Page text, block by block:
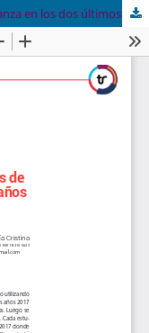
Analogía entre dos estrategias de enseñanza en los dos últimos años